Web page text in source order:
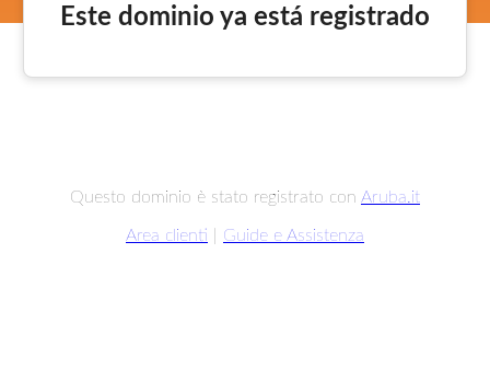
Este dominio ya está registrado
Questo dominio è stato registrato con Aruba.it
Area clienti Guide e Assistenza